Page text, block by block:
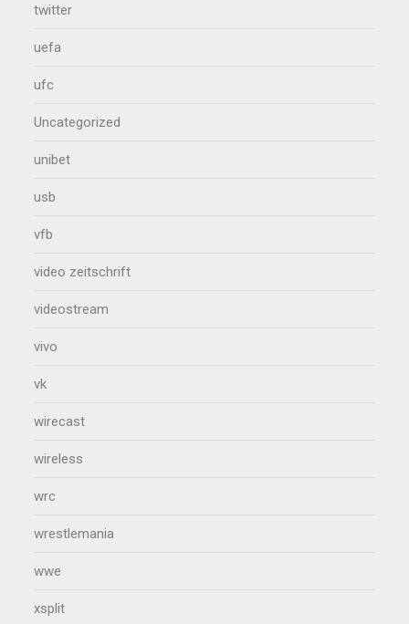
twitter
uefa
ufc
Uncategorized
unibet
usb
vfb
video zeitschrift
videostream
vivo
vk
wirecast
wireless
wrc
wrestlemania
wwe
xsplit